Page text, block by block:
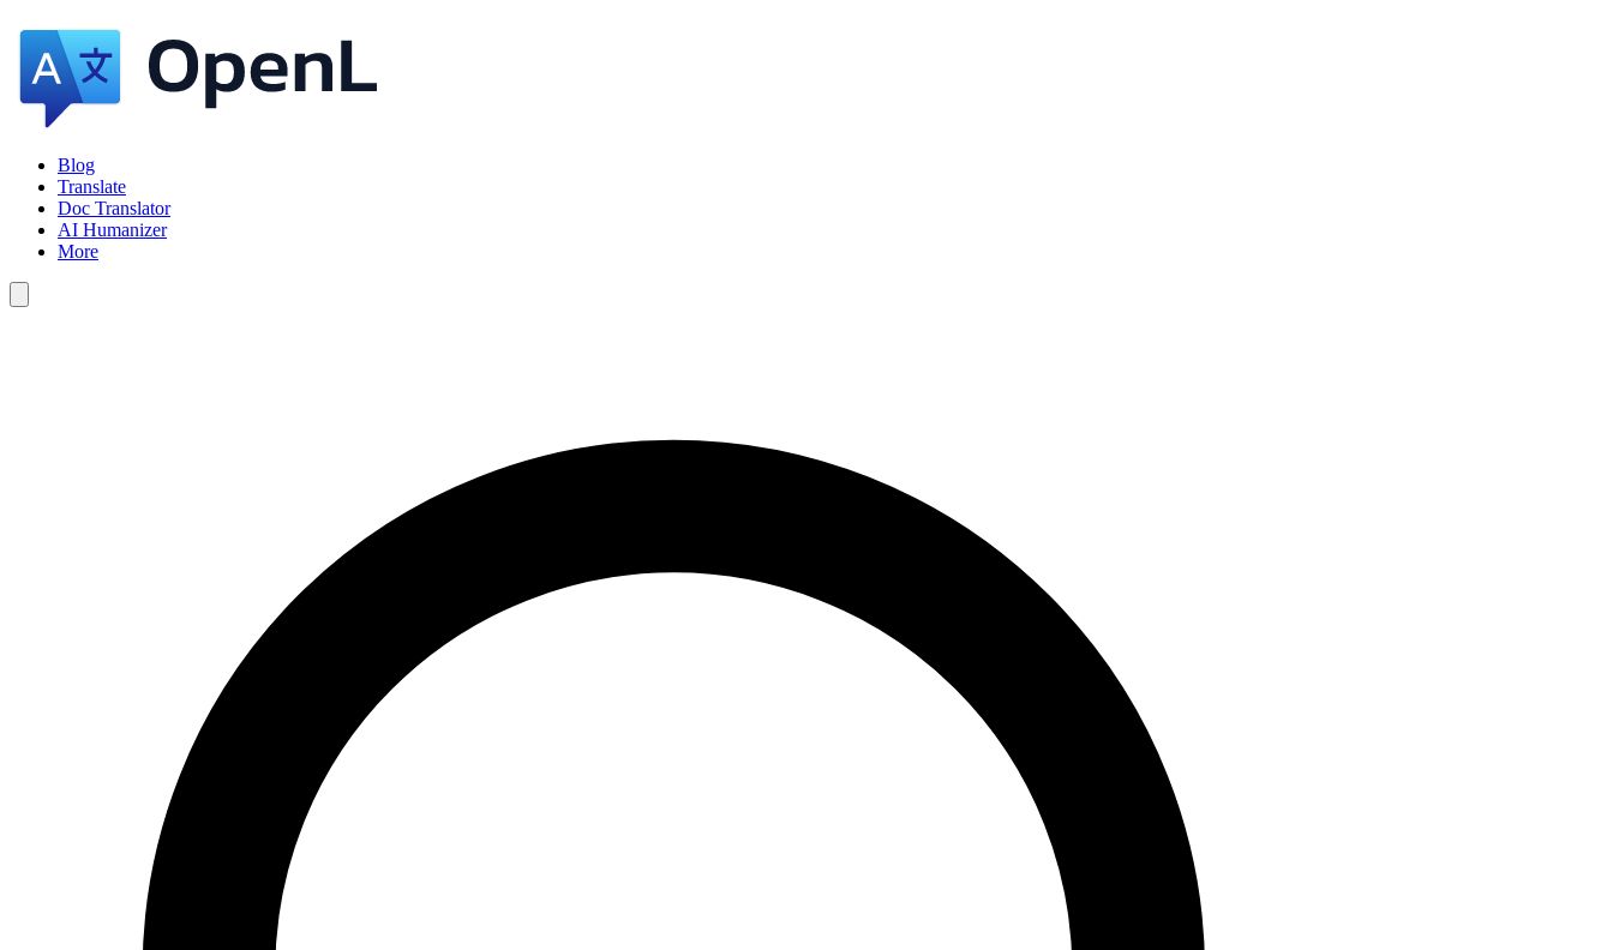
Blog
Translate
Doc Translator
AI Humanizer
More